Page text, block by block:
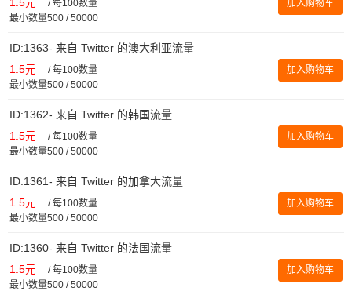
1.5元 / 每100数量
最小数量500 / 50000
加入购物车
ID:1363- 来自 Twitter 的澳大利亚流量
1.5元 /每100数量
最小数量500 / 50000
加入购物车
ID:1362- 来自 Twitter 的韩国流量
1.5元 /每100数量
最小数量500 / 50000
加入购物车
ID:1361- 来自 Twitter 的加拿大流量
1.5元 /每100数量
最小数量500 / 50000
加入购物车
ID:1360- 来自 Twitter 的法国流量
1.5元 /每100数量
最小数量500 / 50000
加入购物车